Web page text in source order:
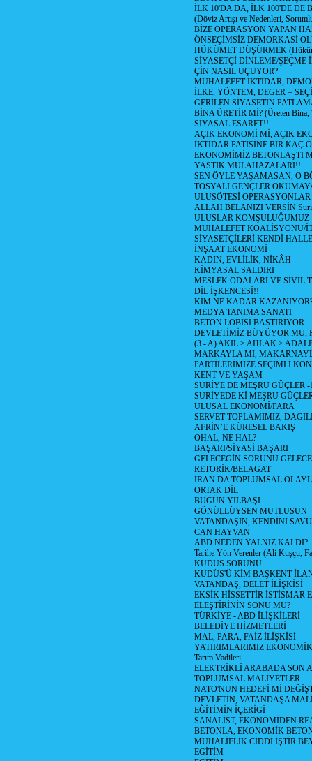
İLK 10'DA DA, İLK 100'DE DE
(Döviz Artışı ve Nedenleri,
BİZE OPERASYON YAPAN
ÖNSEÇİMSİZ DEMORKASİ
HÜKÜMET DÜŞÜRMEK
SİYASETÇİ DİNLEME/ŞEÇME
ÇİN NASIL UÇUYOR?
MUHALEFET İKTİDAR,
İLKE, YÖNTEM, DEGER =
GERİLEN SİYASETİN
BİNA ÜRETİR Mİ? (Üreten Bina,
SİYASAL ESARET!!
AÇIK EKONOMİ Mİ, AÇIK
İKTİDAR PATİSİNE BİR KAÇ
EKONOMİMİZ BETONLAŞTI
YASTIK MÜLAHAZALARI!!
SEN ÖYLE YAŞAMASAN, O
TOSYALI GENÇLER
ULUSÖTESİ OPERASYONLAR
ALLAH BELANIZI VERSİN
ULUSLAR KOMŞULUĞUMUZ
MUHALEFET KOALİSYONU/
SİYASETÇİLERİ KENDİ
İNŞAAT EKONOMİ
KADIN, EVLİLİK, NİKÂH
KİMYASAL SALDIRI
MESLEK ODALARI VE SİVİL
DİL İŞKENCESİ!!
KİM NE KADAR
MEDYA TANIMA SANATI
BETON LOBİSİ BASTIRIYOR
DEVLETİMİZ BÜYÜYOR MU,
(3 - A) AKIL > AHLAK >
MARKAYLA MI,
PARTİLERİMİZE SEÇİMLİ
KENT VE YAŞAM
SURİYE DE MEŞRU GÜÇLER -
SURİYEDE Kİ MEŞRU
ULUSAL EKONOMİ/PARA
SERVET TOPLAMIMIZ,
AFRİN’E KÜRESEL BAKIŞ
OHAL, NE HAL?
BAŞARI/SİYASİ BAŞARI
GELECEGİN SORUNU
RETORİK/BELAGAT
İRAN DA TOPLUMSAL
ORTAK DİL
BUGÜN YILBAŞI
GÖNÜLLÜYSEN MUTLUSUN
VATANDAŞIN, KENDİNİ
CAN HAYVAN
ABD NEDEN YALNIZ KALDI?
Tarihe Yön Verenler (Ali Kuşçu,
KUDÜS SORUNU
KUDÜS'Ü KİM BAŞKENT
VATANDAŞ, DELET İLİŞKİSİ
EKSİK HİSSETTİR İSTİSMAR
ELEŞTİRİNİN SONU MU?
TÜRKİYE - ABD İLİŞKİLERİ
BELEDİYE HİZMETLERİ
MAL, PARA, FAİZ İLİŞKİSİ
YATIRIMLARIMIZ
Tarım Vadileri
ELEKTRİKLİ ARABADA SON
TOPLUMSAL MALİYETLER
NATO'NUN HEDEFİ Mİ
DEVLETİN, VATANDAŞA
EĞİTİMİN İÇERİGİ
SANALİST, EKONOMİDEN
BETONLA, EKONOMİK
MUHALİFLİK CİDDİ İŞTİR
EGİTİM